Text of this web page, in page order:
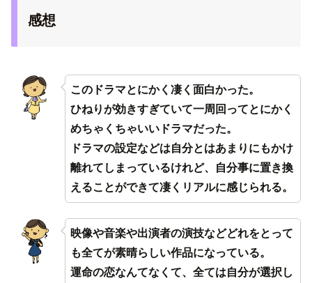
感想
このドラマとにかく凄く面白かった。
ひねりが効きすぎていて一周回ってとにかく
めちゃくちゃいいドラマだった。
ドラマの設定などは自分とはあまりにもかけ
離れてしまっているけれど、自分事に置き換
えることができて凄くリアルに感じられる。
映像や音楽や出演者の演技などどれをとって
も全てが素晴らしい作品になっている。
運命の恋なんてなくて、全ては自分が選択し